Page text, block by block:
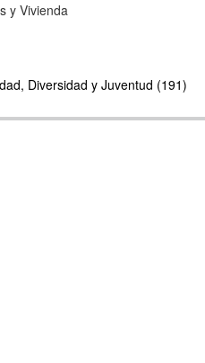
y Vivienda
Diversidad y Juventud (191)